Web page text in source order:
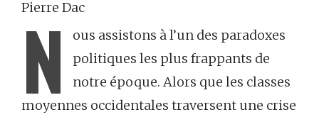
Pierre Dac
N
ous assistons à l’un des paradoxes
politiques les plus frappants de
notre époque. Alors que les classes
moyennes occidentales traversent une crise